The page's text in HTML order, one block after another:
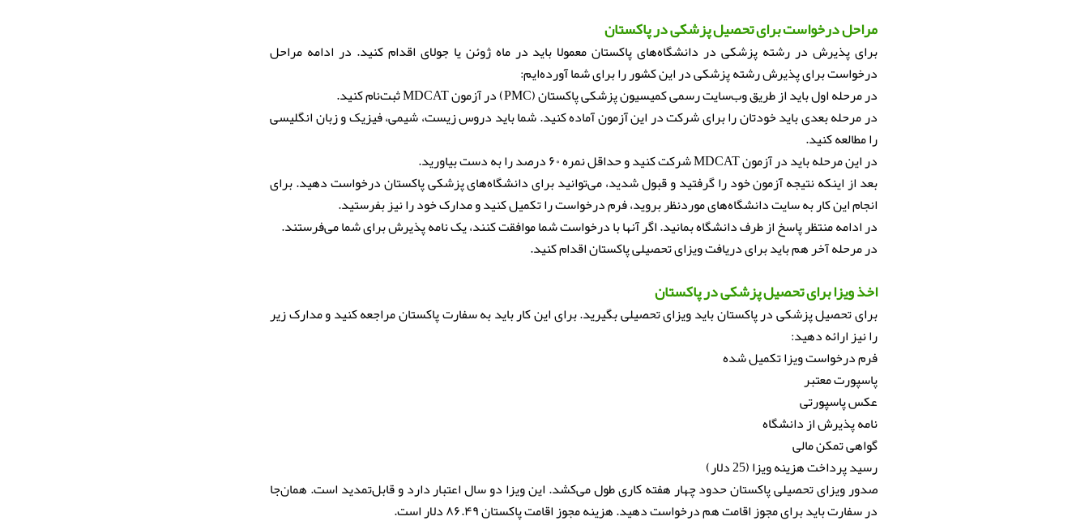
مراحل درخواست برای تحصیل پزشکی در پاکستان
برای پذیرش در رشته پزشکی در دانشگاه‌های پاکستان معمولا باید در ماه ژوئن یا جولای اقدام کنید. در ادامه مراحل
درخواست برای پذیرش رشته پزشکی در این کشور را برای شما آورده‌ایم:
در مرحله اول باید از طریق وب‌سایت رسمی کمیسیون پزشکی پاکستان (PMC) در آزمون MDCAT ثبت‌نام کنید.
در مرحله بعدی باید خودتان را برای شرکت در این آزمون آماده کنید. شما باید دروس زیست، شیمی، فیزیک و زبان انگلیسی
را مطالعه کنید.
در این مرحله باید در آزمون MDCAT شرکت کنید و حداقل نمره ۶۰ درصد را به دست بیاورید.
بعد از اینکه نتیجه آزمون خود را گرفتید و قبول شدید، می‌توانید برای دانشگاه‌های پزشکی پاکستان درخواست دهید. برای
انجام این کار به سایت دانشگاه‌های موردنظر بروید، فرم درخواست را تکمیل کنید و مدارک خود را نیز بفرستید.
در ادامه منتظر پاسخ از طرف دانشگاه بمانید. اگر آنها با درخواست شما موافقت کنند، یک نامه پذیرش برای شما می‌فرستند.
در مرحله آخر هم باید برای دریافت ویزای تحصیلی پاکستان اقدام کنید.
اخذ ویزا برای تحصیل پزشکی در پاکستان
برای تحصیل پزشکی در پاکستان باید ویزای تحصیلی بگیرید. برای این کار باید به سفارت پاکستان مراجعه کنید و مدارک زیر
را نیز ارائه دهید:
فرم درخواست ویزا تکمیل شده
پاسپورت معتبر
عکس پاسپورتی
نامه پذیرش از دانشگاه
گواهی تمکن مالی
رسید پرداخت هزینه ویزا (25 دلار)
صدور ویزای تحصیلی پاکستان حدود چهار هفته کاری طول می‌کشد. این ویزا دو سال اعتبار دارد و قابل‌تمدید است. همان‌جا
در سفارت باید برای مجوز اقامت هم درخواست دهید. هزینه مجوز اقامت پاکستان ۸۶.۴۹ دلار است.